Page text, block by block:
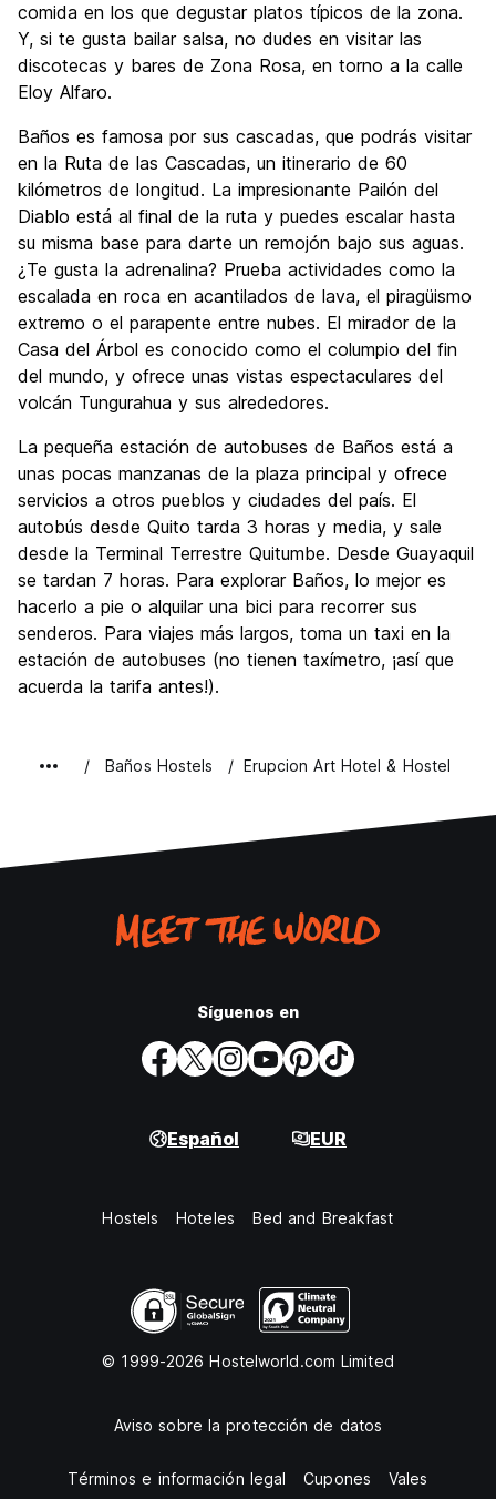
comida en los que degustar platos típicos de la zona.
Y, si te gusta bailar salsa, no dudes en visitar las
discotecas y bares de Zona Rosa, en torno a la calle
Eloy Alfaro.
Baños es famosa por sus cascadas, que podrás visitar
en la Ruta de las Cascadas, un itinerario de 60
kilómetros de longitud. La impresionante Pailón del
Diablo está al final de la ruta y puedes escalar hasta
su misma base para darte un remojón bajo sus aguas.
¿Te gusta la adrenalina? Prueba actividades como la
escalada en roca en acantilados de lava, el piragüismo
extremo o el parapente entre nubes. El mirador de la
Casa del Árbol es conocido como el columpio del fin
del mundo, y ofrece unas vistas espectaculares del
volcán Tungurahua y sus alrededores.
La pequeña estación de autobuses de Baños está a
unas pocas manzanas de la plaza principal y ofrece
servicios a otros pueblos y ciudades del país. El
autobús desde Quito tarda 3 horas y media, y sale
desde la Terminal Terrestre Quitumbe. Desde Guayaquil
se tardan 7 horas. Para explorar Baños, lo mejor es
hacerlo a pie o alquilar una bici para recorrer sus
senderos. Para viajes más largos, toma un taxi en la
estación de autobuses (no tienen taxímetro, ¡así que
acuerda la tarifa antes!).
Baños Hostels Erupcion Art Hotel & Hostel
Síguenos en
Español EUR
Hostels Hoteles Bed and Breakfast
© 1999-2026 Hostelworld.com Limited
Aviso sobre la protección de datos
Términos e información legal Cupones Vales